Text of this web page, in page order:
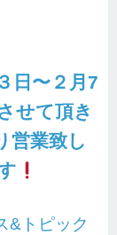
日〜２月7
せて頂き
営業致し
&トピック